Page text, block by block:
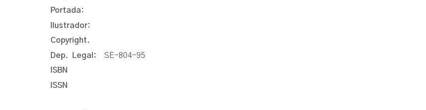
Portada:
Ilustrador:
Copyright.
Dep. Legal: SE-804-95
ISBN
ISSN